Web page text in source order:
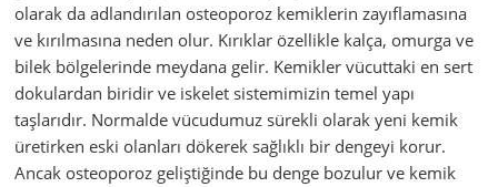
olarak da adlandırılan osteoporoz kemiklerin zayıflamasına
ve kırılmasına neden olur. Kırıklar özellikle kalça, omurga ve
bilek bölgelerinde meydana gelir. Kemikler vücuttaki en sert
dokulardan biridir ve iskelet sistemimizin temel yapı
taşlarıdır. Normalde vücudumuz sürekli olarak yeni kemik
üretirken eski olanları dökerek sağlıklı bir dengeyi korur.
Ancak osteoporoz geliştiğinde bu denge bozulur ve kemik